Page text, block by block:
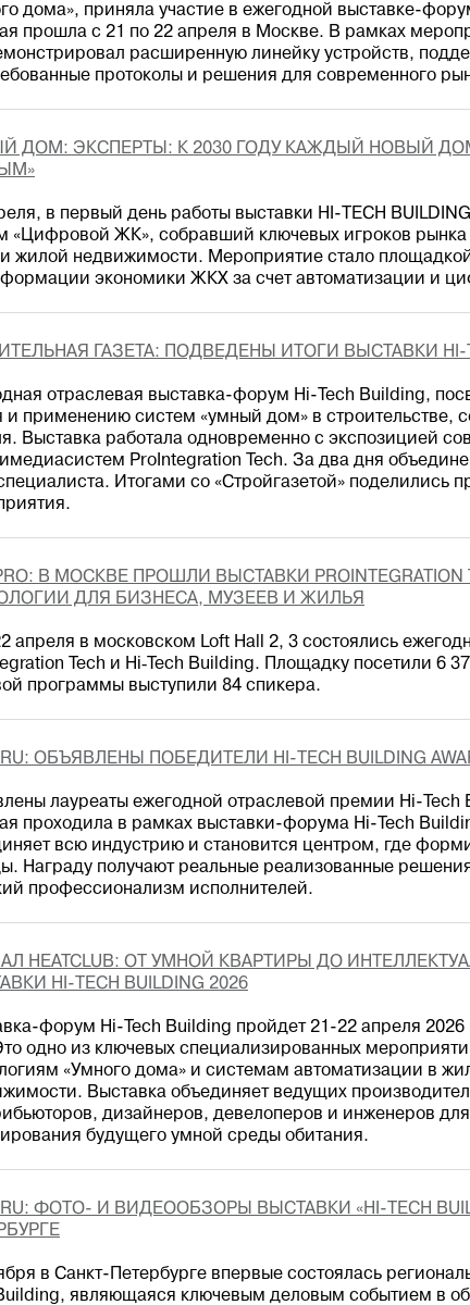
дома», приняла участие в ежегодной выставке-
прошла с 21 по 22 апреля в Москве. В рамках
расширенную линейку устройств,
протоколы и решения для современного
ДОМ: ЭКСПЕРТЫ: К 2030 ГОДУ КАЖДЫЙ НОВЫЙ
в первый день работы выставки HI-TECH
«Цифровой ЖК», собравший ключевых игроков рынка
жилой недвижимости. Мероприятие стало
экономики ЖКХ за счет автоматизации и
ГАЗЕТА: ПОДВЕДЕНЫ ИТОГИ ВЫСТАВКИ HI-
отраслевая выставка-форум Hi-Tech Building,
и применению систем «умный дом» в строительстве,
Выставка работала одновременно с экспозицией
ProIntegration Tech. За два дня
Итогами со «Стройгазетой» поделились
В МОСКВЕ ПРОШЛИ ВЫСТАВКИ PROINTEGRATION
ДЛЯ БИЗНЕСА, МУЗЕЕВ И ЖИЛЬЯ
апреля в московском Loft Hall 2, 3 состоялись
Tech и Hi‑Tech Building. Площадку посетили 6
программы выступили 84 спикера.
ОБЪЯВЛЕНЫ ПОБЕДИТЕЛИ HI-TECH BUILDING
лауреаты ежегодной отраслевой премии Hi-Tech
проходила в рамках выставки-форума Hi-Tech
всю индустрию и становится центром, где
Награду получают реальные реализованные
профессионализм исполнителей.
HEATCLUB: ОТ УМНОЙ КВАРТИРЫ ДО
HI-TECH BUILDING 2026
форум Hi-Tech Building пройдет 21-22 апреля 2026
одно из ключевых специализированных
«Умного дома» и системам автоматизации в
Выставка объединяет ведущих
дизайнеров, девелоперов и инженеров
будущего умной среды обитания.
ФОТО- И ВИДЕООБЗОРЫ ВЫСТАВКИ «HI-TECH
в Санкт-Петербурге впервые состоялась
Building, являющаяся ключевым деловым событием в